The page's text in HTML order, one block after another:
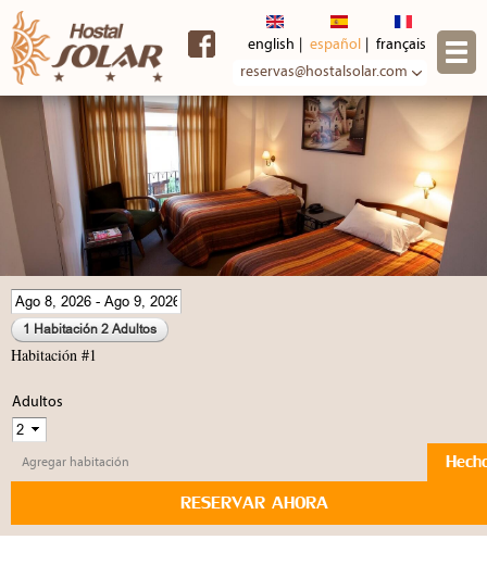
contenido
principal
english español
français
reservas@hostalsolar.com
1 Habitación2 Adultos
Habitación #1
Adultos
Agregar habitación
RESERVAR AHORA